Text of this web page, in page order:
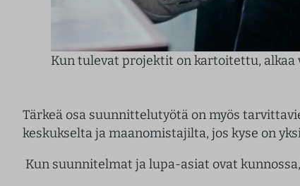
Kun tulevat projektit on kartoitettu,
Tärkeä osa suunnittelutyötä on myös
keskukselta ja maanomistajilta, jos kyse on
Kun suunnitelmat ja lupa-asiat ovat